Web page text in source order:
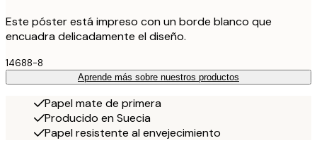
Este póster está impreso con un borde blanco que
encuadra delicadamente el diseño.
14688-8
Aprende más sobre nuestros productos
Papel mate de primera
Producido en Suecia
Papel resistente al envejecimiento